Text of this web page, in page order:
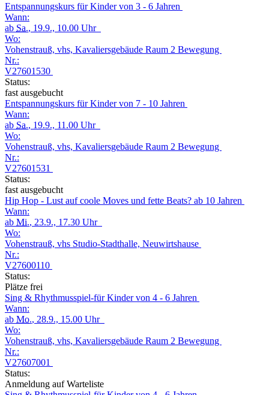
Entspannungskurs für Kinder von 3 - 6 Jahren
Wann:
ab Sa., 19.9., 10.00 Uhr
Wo:
Vohenstrauß, vhs, Kavaliersgebäude Raum 2 Bewegung
Nr.:
V27601530
Status:
fast ausgebucht
Entspannungskurs für Kinder von 7 - 10 Jahren
Wann:
ab Sa., 19.9., 11.00 Uhr
Wo:
Vohenstrauß, vhs, Kavaliersgebäude Raum 2 Bewegung
Nr.:
V27601531
Status:
fast ausgebucht
Hip Hop - Lust auf coole Moves und fette Beats? ab 10 Jahren
Wann:
ab Mi., 23.9., 17.30 Uhr
Wo:
Vohenstrauß, vhs Studio-Stadthalle, Neuwirtshause
Nr.:
V27600110
Status:
Plätze frei
Sing & Rhythmusspiel-für Kinder von 4 - 6 Jahren
Wann:
ab Mo., 28.9., 15.00 Uhr
Wo:
Vohenstrauß, vhs, Kavaliersgebäude Raum 2 Bewegung
Nr.:
V27607001
Status:
Anmeldung auf Warteliste